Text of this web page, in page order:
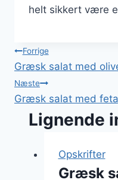
helt sikkert være
Forrige
Græsk salat med
Næste
Græsk salat med
Lignende
Opskrifter
Græsk